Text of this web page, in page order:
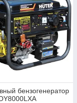
бензогенератор